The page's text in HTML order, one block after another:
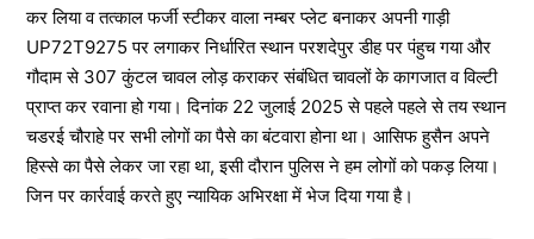
कर लिया व तत्काल फर्जी स्टीकर वाला नम्बर प्लेट बनाकर अपनी गाड़ी
UP72T9275 पर लगाकर निर्धारित स्थान परशदेपुर डीह पर पंहुच गया और
गौदाम से 307 कुंटल चावल लोड़ कराकर संबंधित चावलों के कागजात व विल्टी
प्राप्त कर रवाना हो गया। दिनांक 22 जुलाई 2025 से पहले पहले से तय स्थान
चडरई चौराहे पर सभी लोगों का पैसे का बंटवारा होना था। आसिफ हुसैन अपने
हिस्से का पैसे लेकर जा रहा था, इसी दौरान पुलिस ने हम लोगों को पकड़ लिया।
जिन पर कार्रवाई करते हुए न्यायिक अभिरक्षा में भेज दिया गया है।